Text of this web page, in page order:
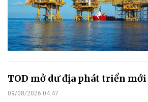
TOD mở dư địa phát triển mới
09/08/2026 04:47